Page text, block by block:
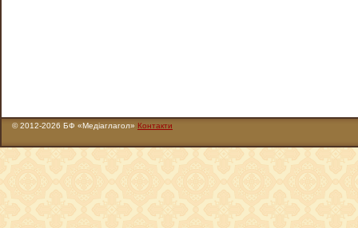
© 2012-2026 БФ «Медіаглагол» Контакти